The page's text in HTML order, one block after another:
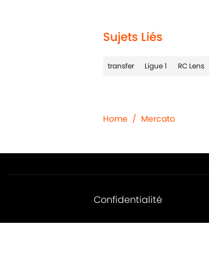
Sujets Liés
transfer Ligue 1 RC Lens
Home / Mercato
Confidentialité